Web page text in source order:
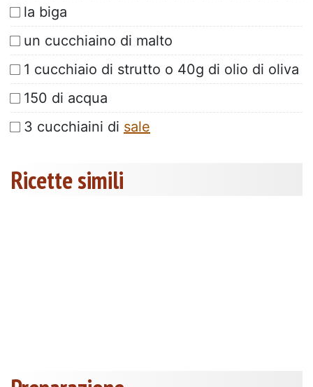
la biga
un cucchiaino di malto
1 cucchiaio di strutto o 40g di olio di oliva
150 di acqua
3 cucchiaini di sale
Ricette simili